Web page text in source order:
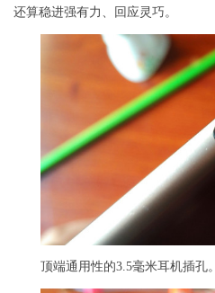
还算稳进强有力、回应灵巧。
顶端通用性的3.5毫米耳机插孔。